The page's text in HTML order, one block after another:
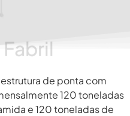
de ponta com
120 toneladas
e 120 toneladas de